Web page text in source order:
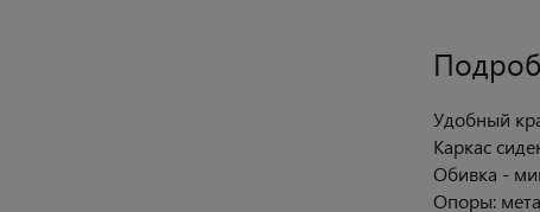
Удобный
Каркас
Обивка -
Опоры: